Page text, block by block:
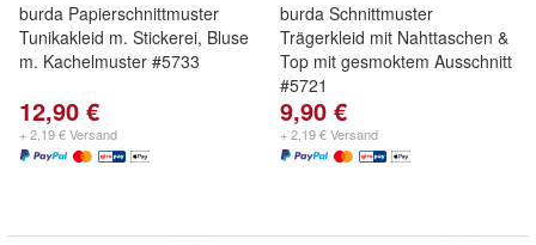
burda Papierschnittmuster
Tunikakleid m. Stickerei, Bluse
m. Kachelmuster #5733
12,90 €
+ 2,19 € Versand
burda Schnittmuster
Trägerkleid mit Nahttaschen &
Top mit gesmoktem Ausschnitt
#5721
9,90 €
+ 2,19 € Versand